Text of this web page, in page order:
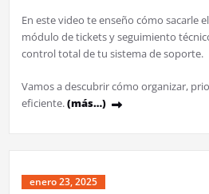
En este video te enseño cómo sacarle
módulo de tickets y seguimiento
control total de tu sistema de soporte.
Vamos a descubrir cómo organizar,
eficiente.(más…)
enero 23, 2025